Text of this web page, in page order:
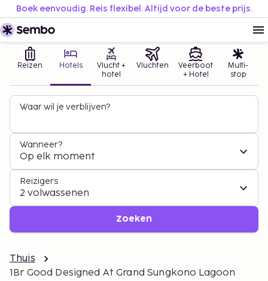
Boek eenvoudig. Reis flexibel. Altijd voor de beste prijs.
Reizen Hotels
Vlucht +
hotel
Vluchten
Veerboot
+ Hotel
Multi-
stop
Waar wil je verblijven?
Wanneer?
Op elk moment
Reizigers
2 volwassenen
Zoeken
Thuis
1Br Good Designed At Grand Sungkono Lagoon